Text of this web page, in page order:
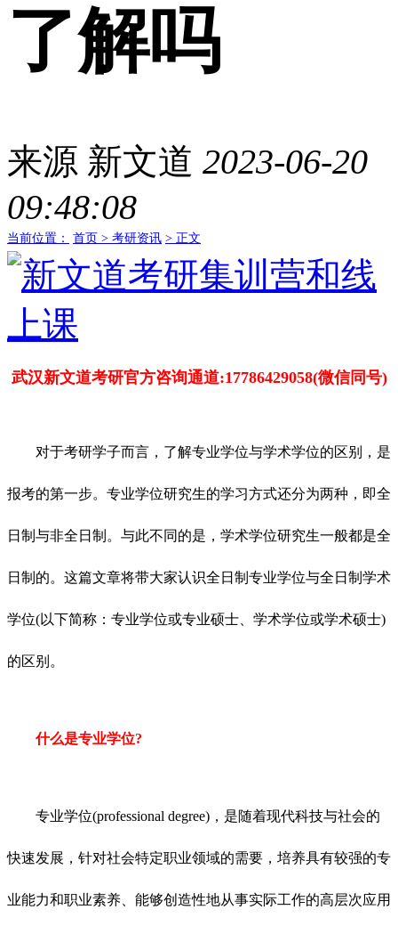
了解吗
来源 新文道 2023-06-20
09:48:08
当前位置： 首页 > 考研资讯 > 正文
武汉新文道考研官方咨询通道:17786429058(微信同号)
对于考研学子而言，了解专业学位与学术学位的区别，是
报考的第一步。专业学位研究生的学习方式还分为两种，即全
日制与非全日制。与此不同的是，学术学位研究生一般都是全
日制的。这篇文章将带大家认识全日制专业学位与全日制学术
学位(以下简称：专业学位或专业硕士、学术学位或学术硕士)
的区别。
什么是专业学位?
专业学位(professional degree)，是随着现代科技与社会的
快速发展，针对社会特定职业领域的需要，培养具有较强的专
业能力和职业素养、能够创造性地从事实际工作的高层次应用